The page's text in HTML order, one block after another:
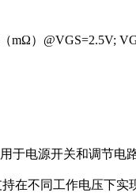
mΩ）@VGS=2.5V;
电源开关和调节电
在不同工作电压下实